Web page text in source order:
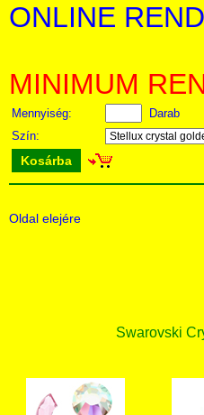
ONLINE
MINIMUM
Mennyiség:
Darab
Szín:
Kosárba
Oldal elejére
Swarovski